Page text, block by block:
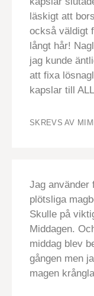
läskigt att
också väldigt
långt hår!
jag kunde
att fixa
kapslar till
SKREVS AV
Jag använder
plötsliga
Skulle på
Middagen.
middag blev
gången men
magen